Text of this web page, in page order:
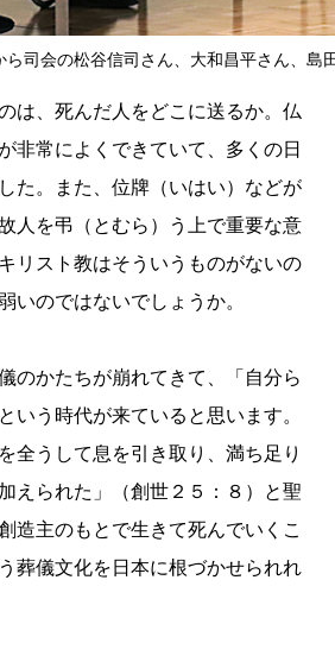
ら司会の松谷信司さん、大和昌平さん、島
は、死んだ人をどこに送るか。仏
非常によくできていて、多くの日
た。また、位牌（いはい）などが
人を弔（とむら）う上で重要な意
リスト教はそういうものがないの
いのではないでしょうか。
のかたちが崩れてきて、「自分ら
いう時代が来ていると思います。
全うして息を引き取り、満ち足り
えられた」（創世２５：８）と聖
造主のもとで生きて死んでいくこ
葬儀文化を日本に根づかせられれ